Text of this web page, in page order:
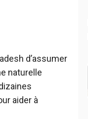
d’assumer
naturelle
aider à